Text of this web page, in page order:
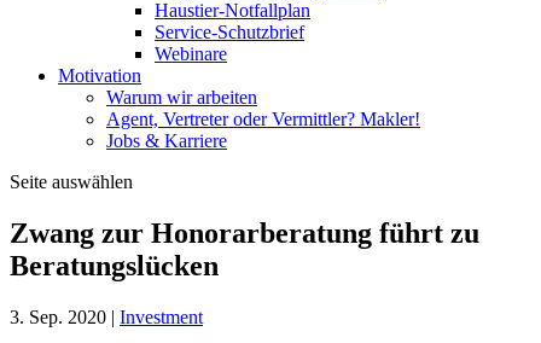
Haustier-Notfallplan
Service-Schutzbrief
Webinare
Motivation
Warum wir arbeiten
Agent, Vertreter oder Vermittler? Makler!
Jobs & Karriere
Seite auswählen
Zwang zur Honorarberatung führt zu
Beratungslücken
3. Sep. 2020 | Investment